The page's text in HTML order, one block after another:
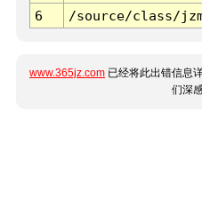
6
/source/class/
www.365jz.com 已经将此出错信息
们深